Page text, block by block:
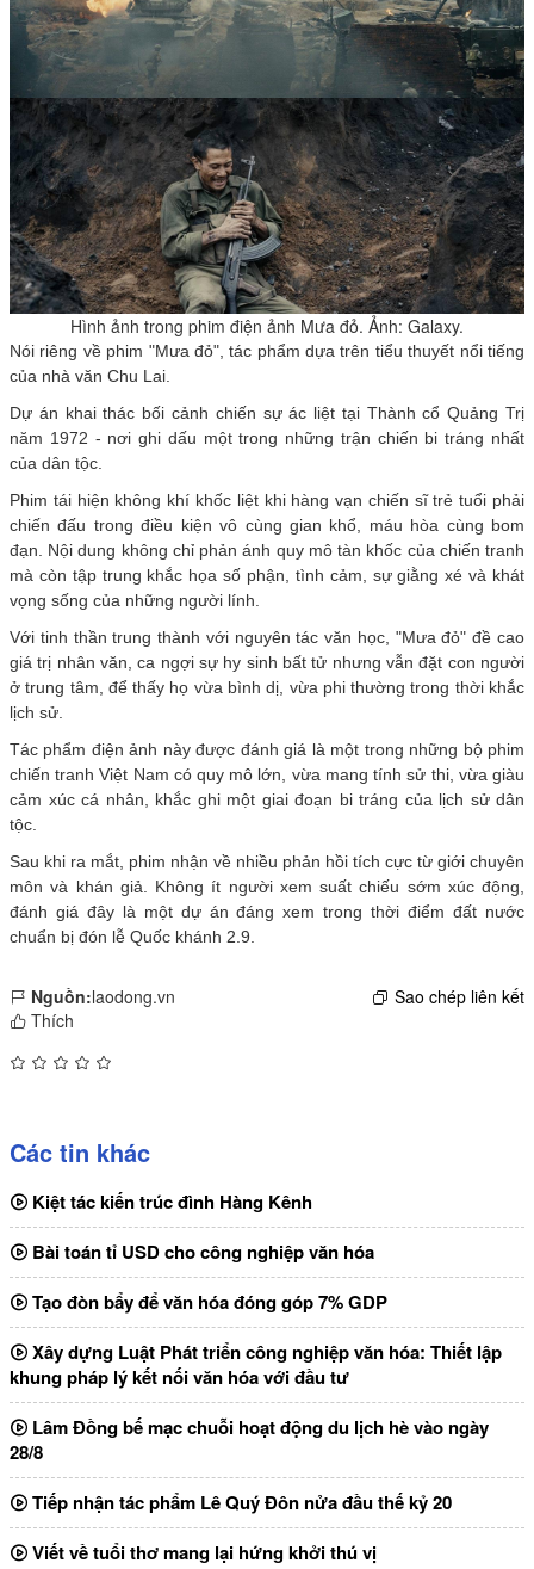
Hình ảnh trong phim điện ảnh Mưa đỏ. Ảnh: Galaxy.
Nói riêng về phim "Mưa đỏ", tác phẩm dựa trên tiểu thuyết nổi tiếng
của nhà văn Chu Lai.
Dự án khai thác bối cảnh chiến sự ác liệt tại Thành cổ Quảng Trị
năm 1972 - nơi ghi dấu một trong những trận chiến bi tráng nhất
của dân tộc.
Phim tái hiện không khí khốc liệt khi hàng vạn chiến sĩ trẻ tuổi phải
chiến đấu trong điều kiện vô cùng gian khổ, máu hòa cùng bom
đạn. Nội dung không chỉ phản ánh quy mô tàn khốc của chiến tranh
mà còn tập trung khắc họa số phận, tình cảm, sự giằng xé và khát
vọng sống của những người lính.
Với tinh thần trung thành với nguyên tác văn học, "Mưa đỏ" đề cao
giá trị nhân văn, ca ngợi sự hy sinh bất tử nhưng vẫn đặt con người
ở trung tâm, để thấy họ vừa bình dị, vừa phi thường trong thời khắc
lịch sử.
Tác phẩm điện ảnh này được đánh giá là một trong những bộ phim
chiến tranh Việt Nam có quy mô lớn, vừa mang tính sử thi, vừa giàu
cảm xúc cá nhân, khắc ghi một giai đoạn bi tráng của lịch sử dân
tộc.
Sau khi ra mắt, phim nhận về nhiều phản hồi tích cực từ giới chuyên
môn và khán giả. Không ít người xem suất chiếu sớm xúc động,
đánh giá đây là một dự án đáng xem trong thời điểm đất nước
chuẩn bị đón lễ Quốc khánh 2.9.
Nguồn:laodong.vn
Sao chép liên kết
Thích
Các tin khác
Kiệt tác kiến trúc đình Hàng Kênh
Bài toán tỉ USD cho công nghiệp văn hóa
Tạo đòn bẩy để văn hóa đóng góp 7% GDP
Xây dựng Luật Phát triển công nghiệp văn hóa: Thiết lập
khung pháp lý kết nối văn hóa với đầu tư
Lâm Đồng bế mạc chuỗi hoạt động du lịch hè vào ngày
28/8
Tiếp nhận tác phẩm Lê Quý Đôn nửa đầu thế kỷ 20
Viết về tuổi thơ mang lại hứng khởi thú vị